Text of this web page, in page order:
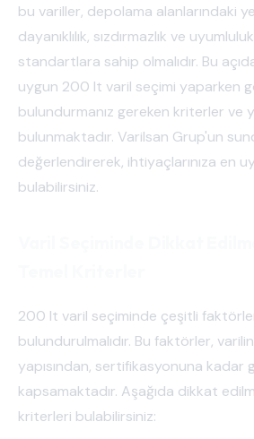
bu variller, depolama alanlarındaki
dayanıklılık, sızdırmazlık ve
standartlara sahip olmalıdır. Bu
uygun 200 lt varil seçimi yaparken
bulundurmanız gereken kriterler ve
bulunmaktadır. Varilsan Grup'un
değerlendirerek, ihtiyaçlarınıza en
bulabilirsiniz.
200 lt varil seçiminde çeşitli
bulundurulmalıdır. Bu faktörler,
yapısından, sertifikasyonuna kadar
kapsamaktadır. Aşağıda dikkat
kriterleri bulabilirsiniz: